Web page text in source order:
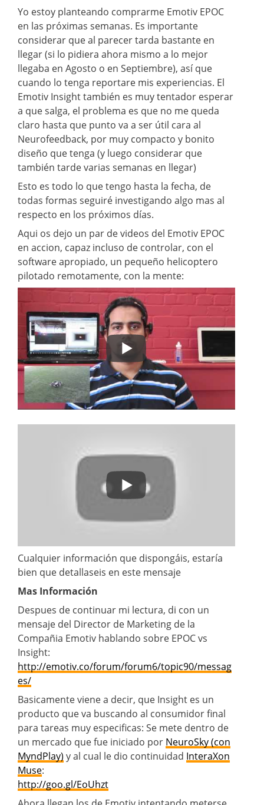
Yo estoy planteando comprarme Emotiv EPOC
en las próximas semanas. Es importante
considerar que al parecer tarda bastante en
llegar (si lo pidiera ahora mismo a lo mejor
llegaba en Agosto o en Septiembre), así que
cuando lo tenga reportare mis experiencias. El
Emotiv Insight también es muy tentador esperar
a que salga, el problema es que no me queda
claro hasta que punto va a ser útil cara al
Neurofeedback, por muy compacto y bonito
diseño que tenga (y luego considerar que
también tarde varias semanas en llegar)
Esto es todo lo que tengo hasta la fecha, de
todas formas seguiré investigando algo mas al
respecto en los próximos días.
Aqui os dejo un par de videos del Emotiv EPOC
en accion, capaz incluso de controlar, con el
software apropiado, un pequeño helicoptero
pilotado remotamente, con la mente:
Cualquier información que dispongáis, estaría
bien que detallaseis en este mensaje
Mas Información
Despues de continuar mi lectura, di con un
mensaje del Director de Marketing de la
Compañia Emotiv hablando sobre EPOC vs
Insight:
http://emotiv.co/forum/forum6/topic90/messag
es/
Basicamente viene a decir, que Insight es un
producto que va buscando al consumidor final
para tareas muy especificas: Se mete dentro de
un mercado que fue iniciado por NeuroSky (con
MyndPlay) y al cual le dio continuidad InteraXon
Muse:
http://goo.gl/EoUhzt